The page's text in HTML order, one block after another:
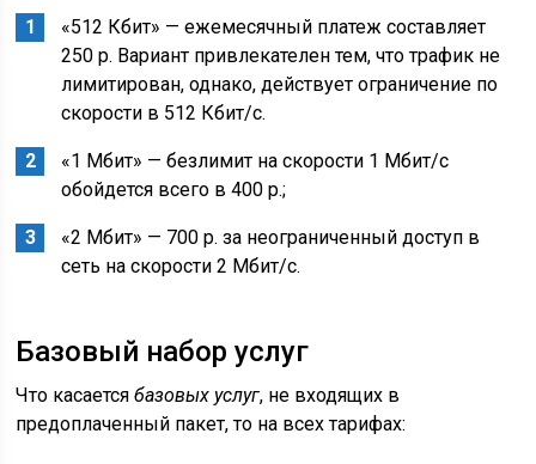
«512 Кбит» — ежемесячный платеж составляет
250 р. Вариант привлекателен тем, что трафик не
лимитирован, однако, действует ограничение по
скорости в 512 Кбит/с.
«1 Мбит» — безлимит на скорости 1 Мбит/с
обойдется всего в 400 р.;
«2 Мбит» — 700 р. за неограниченный доступ в
сеть на скорости 2 Мбит/с.
Базовый набор услуг
Что касаетсябазовых услуг, не входящих в
предоплаченный пакет, то на всех тарифах: